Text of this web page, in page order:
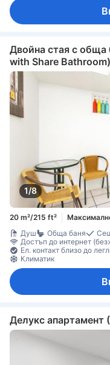
Двойна стая с обща
with Share Bathroom)
1/8
20 m²/215 ft²
Душ
Обща баня
Достъп до интернет
Ел. контакт близо до
Климатик
Делукс апартамент